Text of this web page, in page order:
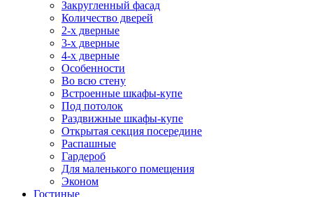
Закругленный фасад
Количество дверей
2-х дверные
3-х дверные
4-х дверные
Особенности
Во всю стену
Встроенные шкафы-купе
Под потолок
Раздвижные шкафы-купе
Открытая секция посередине
Распашные
Гардероб
Для маленького помещения
Эконом
Гостиные